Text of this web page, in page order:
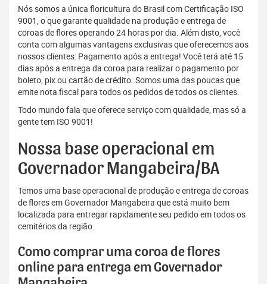
Nós somos a única floricultura do Brasil com Certificação ISO
9001, o que garante qualidade na produção e entrega de
coroas de flores operando 24 horas por dia. Além disto, você
conta com algumas vantagens exclusivas que oferecemos aos
nossos clientes: Pagamento após a entrega! Você terá até 15
dias após a entrega da coroa para realizar o pagamento por
boleto, pix ou cartão de crédito. Somos uma das poucas que
emite nota fiscal para todos os pedidos de todos os clientes.
Todo mundo fala que oferece serviço com qualidade, mas só a
gente tem ISO 9001!
Nossa base operacional em
Governador Mangabeira/BA
Temos uma base operacional de produção e entrega de coroas
de flores em Governador Mangabeira que está muito bem
localizada para entregar rapidamente seu pedido em todos os
cemitérios da região.
Como comprar uma coroa de flores
online para entrega em Governador